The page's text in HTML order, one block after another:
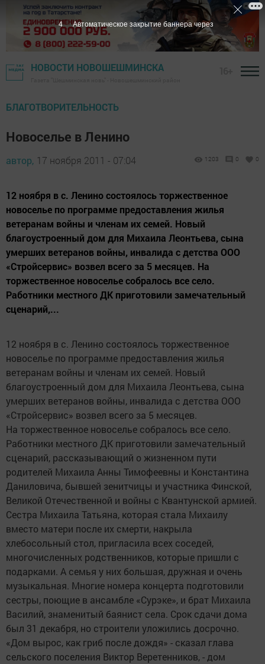
НОВОСТИ НОВОШЕШМИНСКА
БЛАГОТВОРИТЕЛЬНОСТЬ
Новоселье в Ленино
автор, 17 ноября 2011 - 07:04 1203 0 0
12 ноября в с. Ленино состоялось торжественное
новоселье по программе предоставления жилья
ветеранам войны и членам их семей. Новый
благоустроенный дом для Михаила Леонтьева, сына
умерших ветеранов войны, инвалида с детства ООО
«Стройсервис» возвел всего за 5 месяцев. На
торжественное новоселье собралось все село.
Работники местного ДК приготовили замечательный
сценарий,...
12 ноября в с. Ленино состоялось торжественное
новоселье по программе предоставления жилья
ветеранам войны и членам их семей. Новый
благоустроенный дом для Михаила Леонтьева, сына
умерших ветеранов войны, инвалида с детства ООО
«Стройсервис» возвел всего за 5 месяцев.
На торжественное новоселье собралось все село.
Работники местного ДК приготовили замечательный
сценарий, рассказывающий о жизненном пути
родителей Михаила Анны Тимофеевны и Константина
Даниловича, бывшей зенитчицы и участника Финской,
Великой Отечественной и войны с Квантунской армией.
Сестра Михаила Татьяна, которая стала Михаилу
вместо матери после их смерти, накрыла
хлебосольный стол, пригласила всех соседей,
многочисленных родственников, которые пришли с
подарками. А семья у них большая, дружная и очень
музыкальная. Многие номера концерта подготовили
сестры, поющие в ансамбле «Сурэке», и брат Михаила
Василий, знаменитый баянист села. Срок сдачи дома
был 31 декабря, но строители уложились досрочно.
«Дом вырос, как гриб после дождя» - сказал глава
сельского поселения Виктор Веретенников, - дом
3 Автоматическое закрытие баннера через